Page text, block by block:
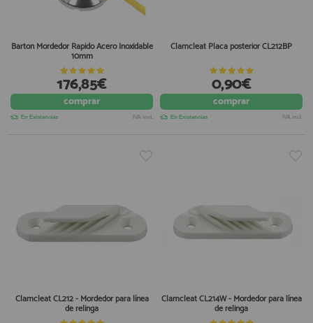
Barton Mordedor Rapido Acero Inoxidable
10mm
176,85€
comprar
En Existencias IVA incl.
Clamcleat Placa posterior CL212BP
0,90€
comprar
En Existencias IVA incl.
Clamcleat CL212 - Mordedor para línea
de relinga
Clamcleat CL214W - Mordedor para línea
de relinga